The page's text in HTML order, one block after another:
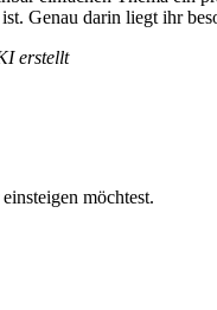
Genau darin liegt ihr
erstellt
möchtest.